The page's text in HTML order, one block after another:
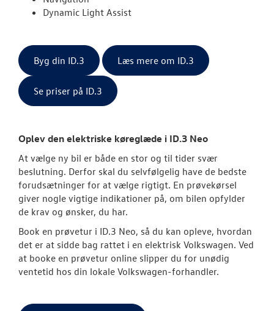
Dynamic Light Assist
Byg din ID.3 Læs mere om ID.3
Se priser på ID.3
Oplev den elektriske køreglæde i ID.3 Neo
At vælge ny bil er både en stor og til tider svær
beslutning. Derfor skal du selvfølgelig have de bedste
forudsætninger for at vælge rigtigt. En prøvekørsel
giver nogle vigtige indikationer på, om bilen opfylder
de krav og ønsker, du har.
Book en prøvetur i ID.3 Neo, så du kan opleve, hvordan
det er at sidde bag rattet i en elektrisk Volkswagen. Ved
at booke en prøvetur online slipper du for unødig
ventetid hos din lokale Volkswagen-forhandler.